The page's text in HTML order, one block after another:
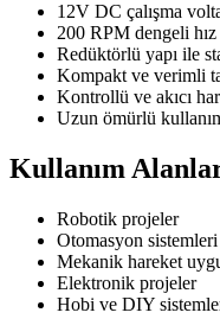
12V DC çalışma
200 RPM dengeli hız
Redüktörlü yapı ile
Kompakt ve verimli
Kontrollü ve akıcı
Uzun ömürlü
Kullanım
Robotik projeler
Otomasyon sistemleri
Mekanik hareket
Elektronik projeler
Hobi ve DIY